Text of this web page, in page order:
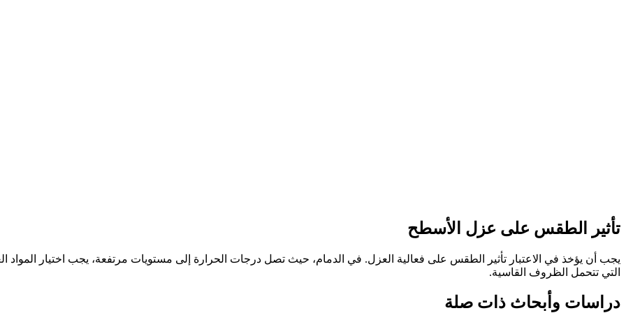
تأثير الطقس على عزل الأسطح
يجب أن يؤخذ في الاعتبار تأثير الطقس على فعالية العزل. في الدمام، حيث تصل درجات الحرارة إلى مستويات مرتفعة، يجب اختيار المواد
التي تتحمل الظروف القاسية.
دراسات وأبحاث ذات صلة